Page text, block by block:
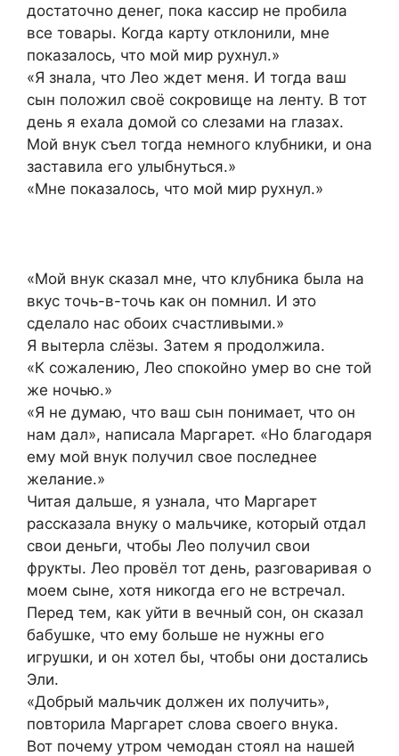
достаточно денег, пока кассир не пробила
все товары. Когда карту отклонили, мне
показалось, что мой мир рухнул.»
«Я знала, что Лео ждет меня. И тогда ваш
сын положил своё сокровище на ленту. В тот
день я ехала домой со слезами на глазах.
Мой внук съел тогда немного клубники, и она
заставила его улыбнуться.»
«Мне показалось, что мой мир рухнул.»
«Мой внук сказал мне, что клубника была на
вкус точь-в-точь как он помнил. И это
сделало нас обоих счастливыми.»
Я вытерла слёзы. Затем я продолжила.
«К сожалению, Лео спокойно умер во сне той
же ночью.»
«Я не думаю, что ваш сын понимает, что он
нам дал», написала Маргарет. «Но благодаря
ему мой внук получил свое последнее
желание.»
Читая дальше, я узнала, что Маргарет
рассказала внуку о мальчике, который отдал
свои деньги, чтобы Лео получил свои
фрукты. Лео провёл тот день, разговаривая о
моем сыне, хотя никогда его не встречал.
Перед тем, как уйти в вечный сон, он сказал
бабушке, что ему больше не нужны его
игрушки, и он хотел бы, чтобы они достались
Эли.
«Добрый мальчик должен их получить»,
повторила Маргарет слова своего внука.
Вот почему утром чемодан стоял на нашей